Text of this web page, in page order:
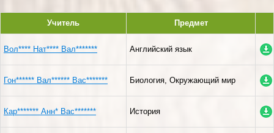
Учитель Предмет
Вол**** Нат**** Вал******* Английский язык
Гон****** Вал****** Вас******* Биология, Окружающий мир
Кар******* Анн* Вас******* История